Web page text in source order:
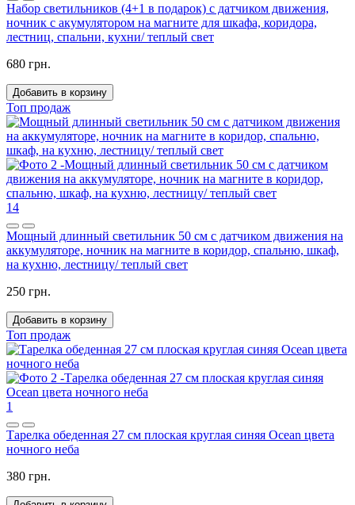
Набор светильников (4+1 в подарок) с датчиком движения,
ночник с акумулятором на магните для шкафа, коридора,
лестниц, спальни, кухни/ теплый свет
680 грн.
Добавить в корзину
Топ продаж
14
Мощный длинный светильник 50 см с датчиком движения на
аккумуляторе, ночник на магните в коридор, спальню, шкаф,
на кухню, лестницу/ теплый свет
250 грн.
Добавить в корзину
Топ продаж
1
Тарелка обеденная 27 см плоская круглая синяя Ocean цвета
ночного неба
380 грн.